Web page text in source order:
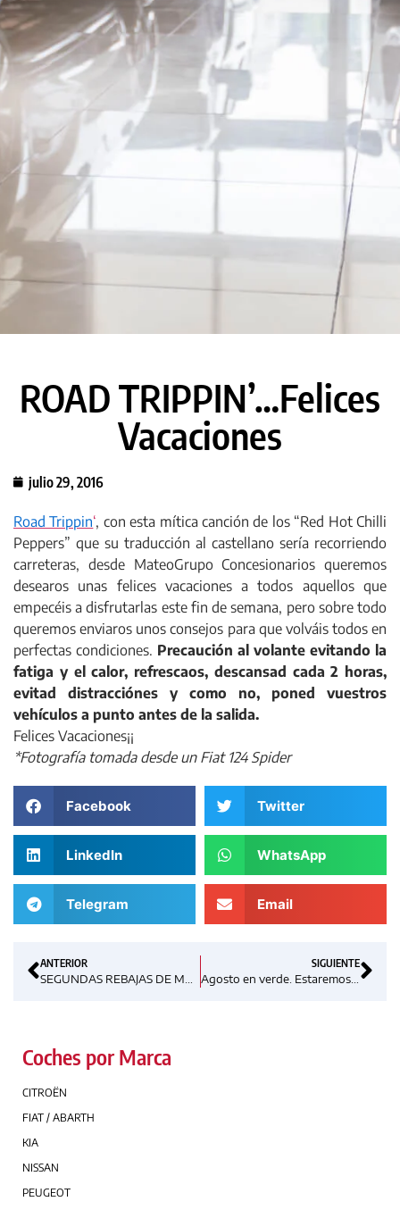
ROAD TRIPPIN’…Felices
Vacaciones
julio 29, 2016
Road Trippin‘, con esta mítica canción de los “Red Hot Chilli
Peppers” que su traducción al castellano sería recorriendo
carreteras, desde MateoGrupo Concesionarios queremos
desearos unas felices vacaciones a todos aquellos que
empecéis a disfrutarlas este fin de semana, pero sobre todo
queremos enviaros unos consejos para que volváis todos en
perfectas condiciones. Precaución al volante evitando la
fatiga y el calor, refrescaos, descansad cada 2 horas,
evitad distracciónes y como no, poned vuestros
vehículos a punto antes de la salida.
Felices Vacaciones¡¡
*Fotografía tomada desde un Fiat 124 Spider
Facebook Twitter
LinkedIn WhatsApp
Telegram Email
ANTERIOR
SEGUNDAS REBAJAS DE MATEOGRUPO CONCESIONARIOS
SIGUIENTE
Agosto en verde. Estaremos contigo todos estos días.
Coches por Marca
CITROËN
FIAT / ABARTH
KIA
NISSAN
PEUGEOT